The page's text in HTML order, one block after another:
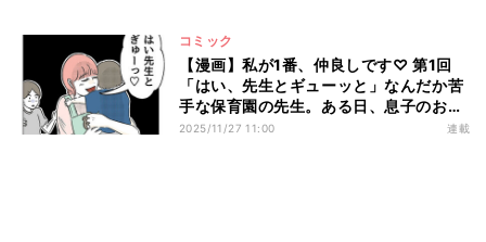
コミック
【漫画】私が1番、仲良しです♡ 第1回
「はい、先生とギューッと」なんだか苦
手な保育園の先生。ある日、息子のお迎
えに行くと…?
2025/11/27 11:00 連載